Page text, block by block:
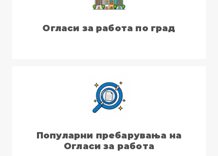
Огласи за работа по град
Популарни пребарувања на
Огласи за работа